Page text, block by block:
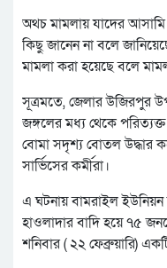
অথচ মামলায় যাদের আসামি
কিছু জানেন না বলে
মামলা করা হয়েছে বলে
সূত্রমতে, জেলার উজিরপুর
জঙ্গলের মধ্য থেকে
বোমা সদৃশ্য বোতল উদ্ধার
সার্ভিসের কর্মীরা।
এ ঘটনায় বামরাইল
হাওলাদার বাদি হয়ে ৭৫
শনিবার ( ২২ ফেব্রুয়ারি)